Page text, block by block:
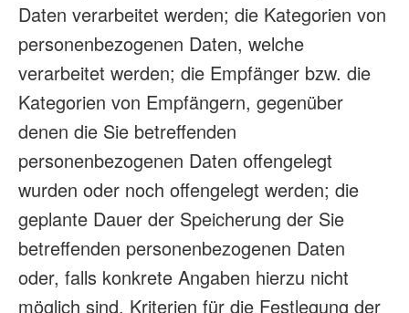
Daten verarbeitet werden; die Kategorien von
personenbezogenen Daten, welche
verarbeitet werden; die Empfänger bzw. die
Kategorien von Empfängern, gegenüber
denen die Sie betreffenden
personenbezogenen Daten offengelegt
wurden oder noch offengelegt werden; die
geplante Dauer der Speicherung der Sie
betreffenden personenbezogenen Daten
oder, falls konkrete Angaben hierzu nicht
möglich sind, Kriterien für die Festlegung der